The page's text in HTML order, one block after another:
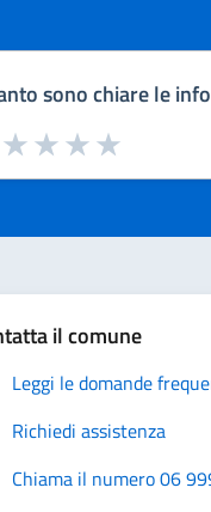
sono chiare le
da 1 a 5 stelle la pagina
Valuta 5
Valuta 4 stelle su
Valuta 3 stelle su 5
Valuta 2 stelle su 5
1 stelle su 5
il comune
Leggi le domande
Richiedi assistenza
Chiama il numero 06